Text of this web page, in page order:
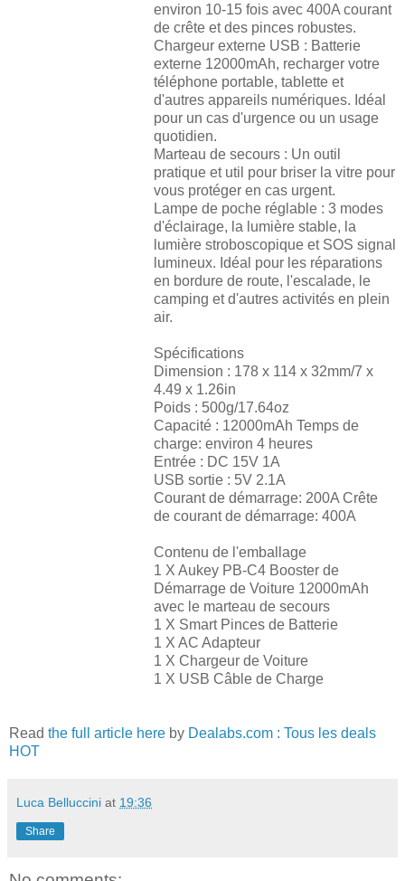
environ 10-15 fois avec 400A courant
de crête et des pinces robustes.
Chargeur externe USB : Batterie
externe 12000mAh, recharger votre
téléphone portable, tablette et
d'autres appareils numériques. Idéal
pour un cas d'urgence ou un usage
quotidien.
Marteau de secours : Un outil
pratique et util pour briser la vitre pour
vous protéger en cas urgent.
Lampe de poche réglable : 3 modes
d'éclairage, la lumière stable, la
lumière stroboscopique et SOS signal
lumineux. Idéal pour les réparations
en bordure de route, l'escalade, le
camping et d'autres activités en plein
air.
Spécifications
Dimension : 178 x 114 x 32mm/7 x
4.49 x 1.26in
Poids : 500g/17.64oz
Capacité : 12000mAh Temps de
charge: environ 4 heures
Entrée : DC 15V 1A
USB sortie : 5V 2.1A
Courant de démarrage: 200A Crête
de courant de démarrage: 400A
Contenu de l'emballage
1 X Aukey PB-C4 Booster de
Démarrage de Voiture 12000mAh
avec le marteau de secours
1 X Smart Pinces de Batterie
1 X AC Adapteur
1 X Chargeur de Voiture
1 X USB Câble de Charge
Read the full article here by Dealabs.com : Tous les deals
HOT
Luca Belluccini at 19:36
Share